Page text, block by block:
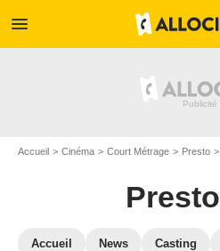
menu
Accueil Cinéma Court Métrage Presto
Presto
Accueil News Casting